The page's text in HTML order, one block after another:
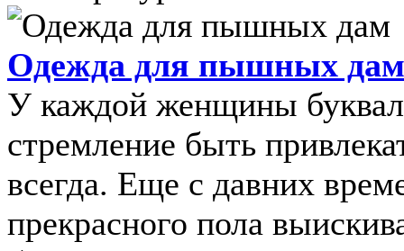
Одежда для пышных дам
У каждой женщины
стремление быть
всегда. Еще с давних
прекрасного пола